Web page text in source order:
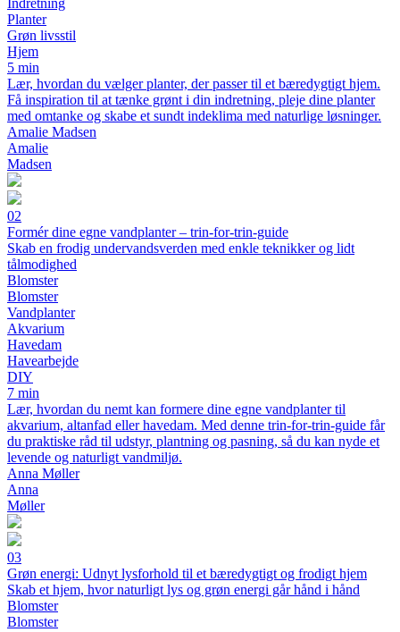
Indretning
Planter
Grøn livsstil
Hjem
5 min
Lær, hvordan du vælger planter, der passer til et bæredygtigt hjem.
Få inspiration til at tænke grønt i din indretning, pleje dine planter
med omtanke og skabe et sundt indeklima med naturlige løsninger.
Amalie Madsen
Amalie
Madsen
02
Formér dine egne vandplanter – trin-for-trin-guide
Skab en frodig undervandsverden med enkle teknikker og lidt
tålmodighed
Blomster
Blomster
Vandplanter
Akvarium
Havedam
Havearbejde
DIY
7 min
Lær, hvordan du nemt kan formere dine egne vandplanter til
akvarium, altanfad eller havedam. Med denne trin-for-trin-guide får
du praktiske råd til udstyr, plantning og pasning, så du kan nyde et
levende og naturligt vandmiljø.
Anna Møller
Anna
Møller
03
Grøn energi: Udnyt lysforhold til et bæredygtigt og frodigt hjem
Skab et hjem, hvor naturligt lys og grøn energi går hånd i hånd
Blomster
Blomster